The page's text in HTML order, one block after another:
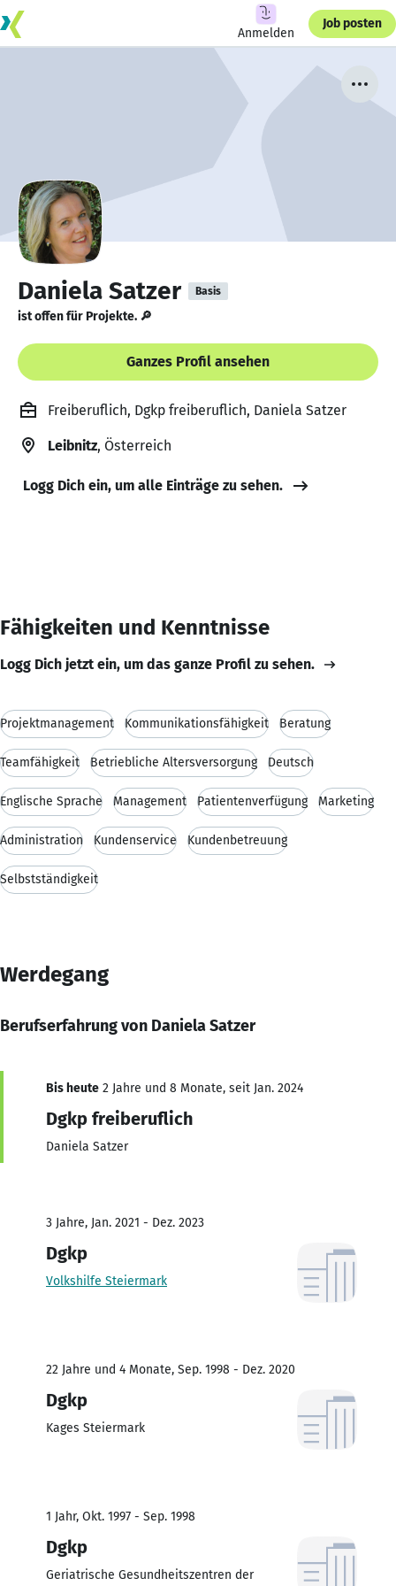
Anmelden
Job posten
Daniela Satzer Basis
ist offen für Projekte. 🔎
Ganzes Profil ansehen
Freiberuflich, Dgkp freiberuflich, Daniela Satzer
Leibnitz, Österreich
Logg Dich ein, um alle Einträge zu sehen.
Fähigkeiten und Kenntnisse
Logg Dich jetzt ein, um das ganze Profil zu sehen.
Projektmanagement Kommunikationsfähigkeit Beratung
Teamfähigkeit Betriebliche Altersversorgung Deutsch
Englische Sprache Management Patientenverfügung Marketing
Administration Kundenservice Kundenbetreuung
Selbstständigkeit
Werdegang
Berufserfahrung von Daniela Satzer
Bis heute 2 Jahre und 8 Monate, seit Jan. 2024
Dgkp freiberuflich
Daniela Satzer
3 Jahre, Jan. 2021 - Dez. 2023
Dgkp
Volkshilfe Steiermark
22 Jahre und 4 Monate, Sep. 1998 - Dez. 2020
Dgkp
Kages Steiermark
1 Jahr, Okt. 1997 - Sep. 1998
Dgkp
Geriatrische Gesundheitszentren der